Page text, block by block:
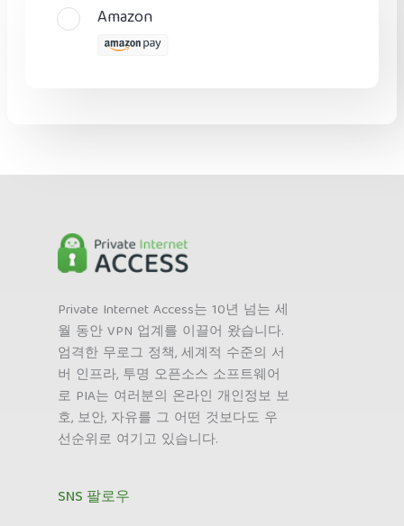
Amazon
Private Internet Access는 10년 넘는 세
월 동안 VPN 업계를 이끌어 왔습니다.
엄격한 무로그 정책, 세계적 수준의 서
버 인프라, 투명 오픈소스 소프트웨어
로 PIA는 여러분의 온라인 개인정보 보
호, 보안, 자유를 그 어떤 것보다도 우
선순위로 여기고 있습니다.
SNS 팔로우